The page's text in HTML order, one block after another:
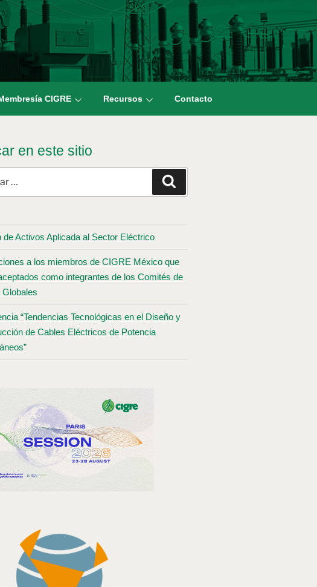
CIGRE Recursos Contacto
en este sitio
de Activos Aplicada al Sector Eléctrico
a los miembros de CIGRE México que
como integrantes de los Comités de
Globales
“Tendencias Tecnológicas en el Diseño y
de Cables Eléctricos de Potencia